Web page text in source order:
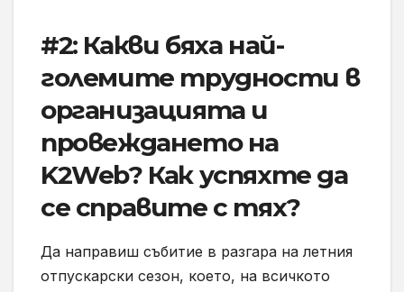
#2: Какви бяха най-
големите трудности в
организацията и
провеждането на
K2Web? Как успяхте да
се справите с тях?
Да направиш събитие в разгара на летния
отпускарски сезон, което, на всичкото